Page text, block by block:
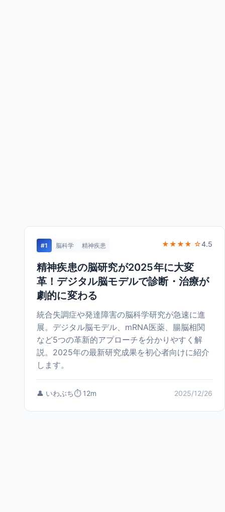
#1 脳科学 精神疾患 ★★★★ ☆4.5
精神疾患の脳研究が2025年に大変
革！デジタル脳モデルで診断・治療が
劇的に変わる
統合失調症や発達障害の脳科学研究が急速に進
展。デジタル脳モデル、mRNA医薬、腸脳相関
など5つの革新的アプローチを分かりやすく解
説。2025年の最新研究成果を初心者向けに紹介
します。
👤 いわぶち⏱️ 12m 2025/12/26